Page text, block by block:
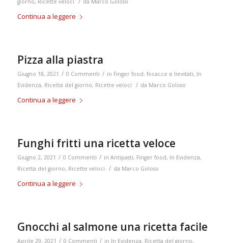
giorno, Ricette veloci da Marco Goloso
Continua a leggere
Pizza alla piastra
Giugno 18, 2021 / 0 Commenti / in Finger food, focacce e lievitati, In
Evidenza, Ricetta del giorno, Ricette veloci / da Marco Goloso
Continua a leggere
Funghi fritti una ricetta veloce
Giugno 2, 2021 / 0 Commenti / in Antipasti, Finger food, In Evidenza,
Ricetta del giorno, Ricette veloci / da Marco Goloso
Continua a leggere
Gnocchi al salmone una ricetta facile
Aprile 29, 2021 / 0 Commenti / in In Evidenza, Ricetta del giorno,